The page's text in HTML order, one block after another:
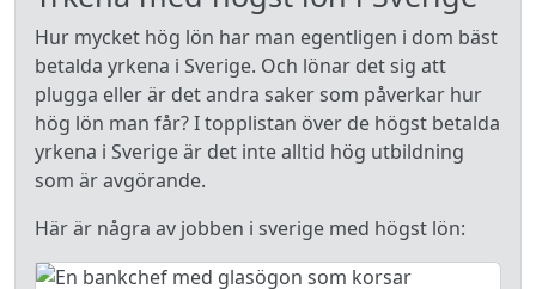
Hur mycket hög lön har man egentligen i dom bäst
betalda yrkena i Sverige. Och lönar det sig att
plugga eller är det andra saker som påverkar hur
hög lön man får? I topplistan över de högst betalda
yrkena i Sverige är det inte alltid hög utbildning
som är avgörande.
Här är några av jobben i sverige med högst lön: